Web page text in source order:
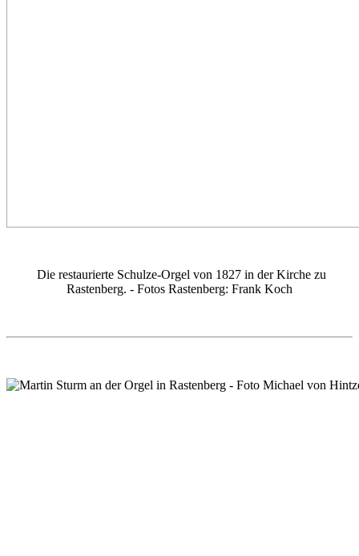
Die restaurierte Schulze-Orgel von 1827 in der Kirche zu
Rastenberg. - Fotos Rastenberg: Frank Koch